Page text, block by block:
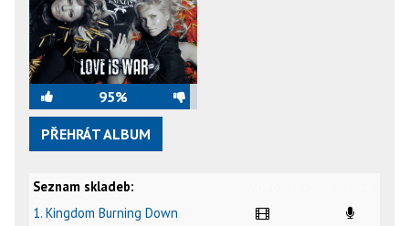
95%
PŘEHRÁT ALBUM
Seznam skladeb:
1. Kingdom Burning Down